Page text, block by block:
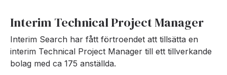
Interim Technical Project Manager
Interim Search har fått förtroendet att tillsätta en
interim Technical Project Manager till ett tillverkande
bolag med ca 175 anställda.